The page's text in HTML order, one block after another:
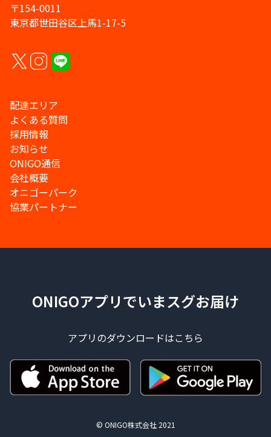
〒154-0011
東京都世田谷区上馬1-17-5
配達エリア
よくある質問
採用情報
お知らせ
ONIGO通信
会社概要
オニゴーパーク
協業パートナー
ONIGOアプリでいまスグお届け
アプリのダウンロードはこちら
© ONIGO株式会社 2021